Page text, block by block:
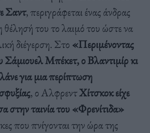
Σαντ, περιγράφεται ένας άνδρας
θέλησή του το λαιμό του ώστε να
διέγερση. Στο «Περιμένοντας
Σάμιουελ Μπέκετ, ο Βλαντιμίρ κι
για μια περίπτωση
, ο ΑλφρεντΧίτσκοκ είχε
στην ταινία του «Φρενίτιδα»
που πνίγονται την ώρα της